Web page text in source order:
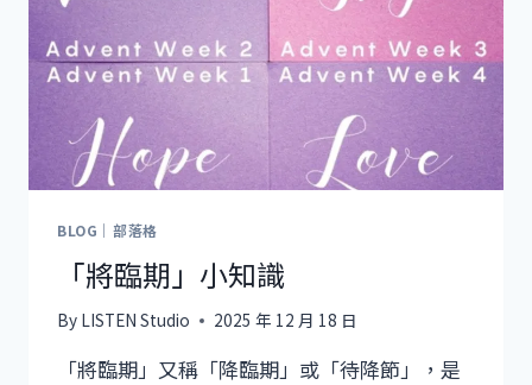
BLOG｜部落格
「將臨期」小知識
By LISTEN Studio 2025 年 12 月 18 日
「將臨期」又稱「降臨期」或「待降節」，是